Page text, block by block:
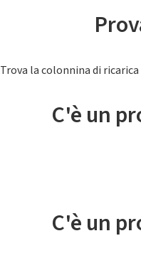
la colonnina di
C'è un
C'è un